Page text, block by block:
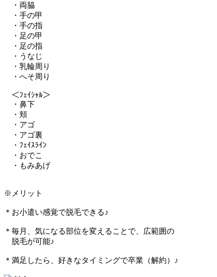
・両脇
・手の甲
・手の指
・足の甲
・足の指
・うなじ
・乳輪周り
・へそ周り
＜ﾌｪｲｼｬﾙ＞
・鼻下
・頬
・アゴ
・アゴ裏
・ﾌｪｲｽﾗｲﾝ
・おでこ
・もみあげ
※メリット
＊お小遣い感覚で脱毛できる♪
＊毎月、気になる部位を変えることで、広範囲の
脱毛が可能♪
＊満足したら、好きなタイミングで卒業（解約）♪